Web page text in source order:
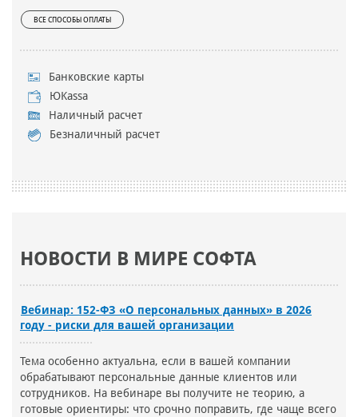
ВСЕ СПОСОБЫ ОПЛАТЫ
Банковские карты
ЮKassa
Наличный расчет
Безналичный расчет
НОВОСТИ В МИРЕ СОФТА
Вебинар: 152-ФЗ «О персональных данных» в 2026
году - риски для вашей организации
Тема особенно актуальна, если в вашей компании
обрабатывают персональные данные клиентов или
сотрудников. На вебинаре вы получите не теорию, а
готовые ориентиры: что срочно поправить, где чаще всего